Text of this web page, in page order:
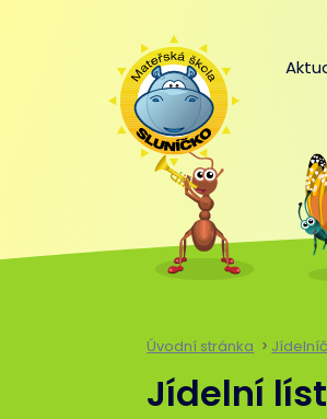
Úvodní stránka
Jídelní